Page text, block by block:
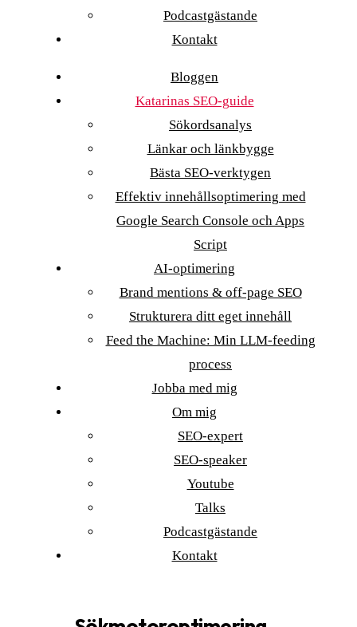
Podcastgästande
Kontakt
Bloggen
Katarinas SEO-guide
Sökordsanalys
Länkar och länkbygge
Bästa SEO-verktygen
Effektiv innehållsoptimering med
Google Search Console och Apps
Script
AI-optimering
Brand mentions & off-page SEO
Strukturera ditt eget innehåll
Feed the Machine: Min LLM-feeding
process
Jobba med mig
Om mig
SEO-expert
SEO-speaker
Youtube
Talks
Podcastgästande
Kontakt